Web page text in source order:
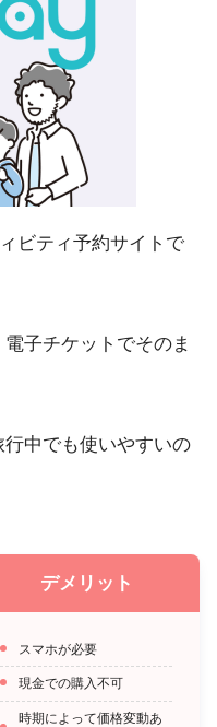
ビティ予約サイトで
子チケットでそのま
中でも使いやすいの
デメリット
スマホが必要
現金での購入不可
時期によって価格変動あ